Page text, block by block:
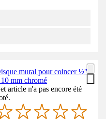
mural pour coincer ½"
mm chromé
article n'a pas encore été